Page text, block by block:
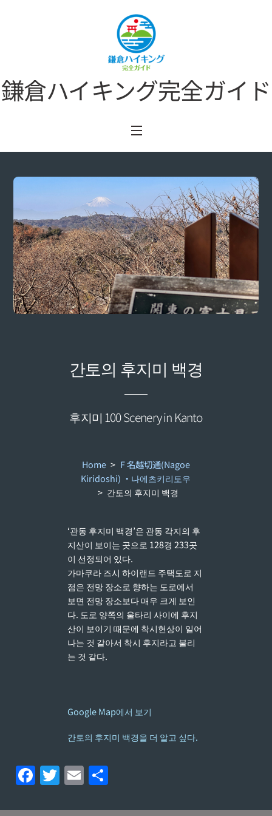
鎌倉ハイキング完全ガイド
Menu
간토의 후지미 백경
후지미 100 Scenery in Kanto
Home > F 名越切通(Nagoe
Kiridoshi) ・나에츠키리토우
> 간토의 후지미 백경
‘관동 후지미 백경’은 관동 각지의 후
지산이 보이는 곳으로 128경 233곳
이 선정되어 있다.
가마쿠라 즈시 하이랜드 주택도로 지
점은 전망 장소로 향하는 도로에서
보면 전망 장소보다 매우 크게 보인
다. 도로 양쪽의 울타리 사이에 후지
산이 보이기 때문에 착시현상이 일어
나는 것 같아서 착시 후지라고 불리
는 것 같다.
Google Map에서 보기
간토의 후지미 백경을 더 알고 싶다.
F
a
T
w
E
m